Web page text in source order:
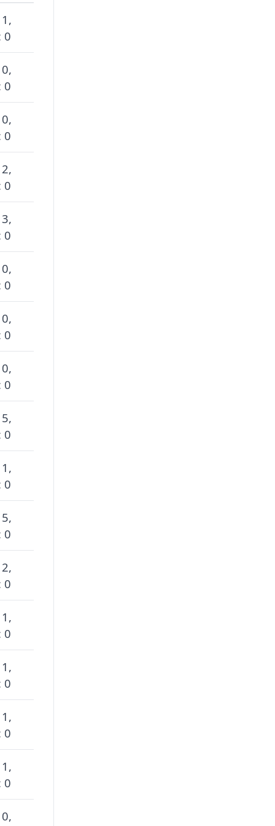
0
0
0
0
0
0
0
0
0
0
0
0
0
0
0
0